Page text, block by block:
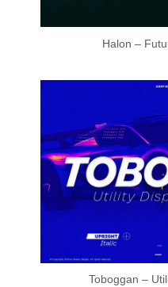
Halon –
Toboggan –